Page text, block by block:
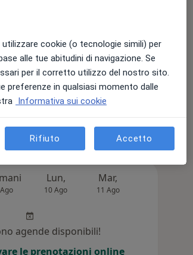
agende disponibili!
le prenotazioni online
Lun,
10 Ago
Mar,
11 Ago
agende disponibili!
le prenotazioni online
cookie (o tecnologie simili) per
alle tue abitudini di navigazione. Se
per il corretto utilizzo del nostro sito.
preferenze in qualsiasi momento dalle
Informativa sui cookie
Rifiuto Accetto